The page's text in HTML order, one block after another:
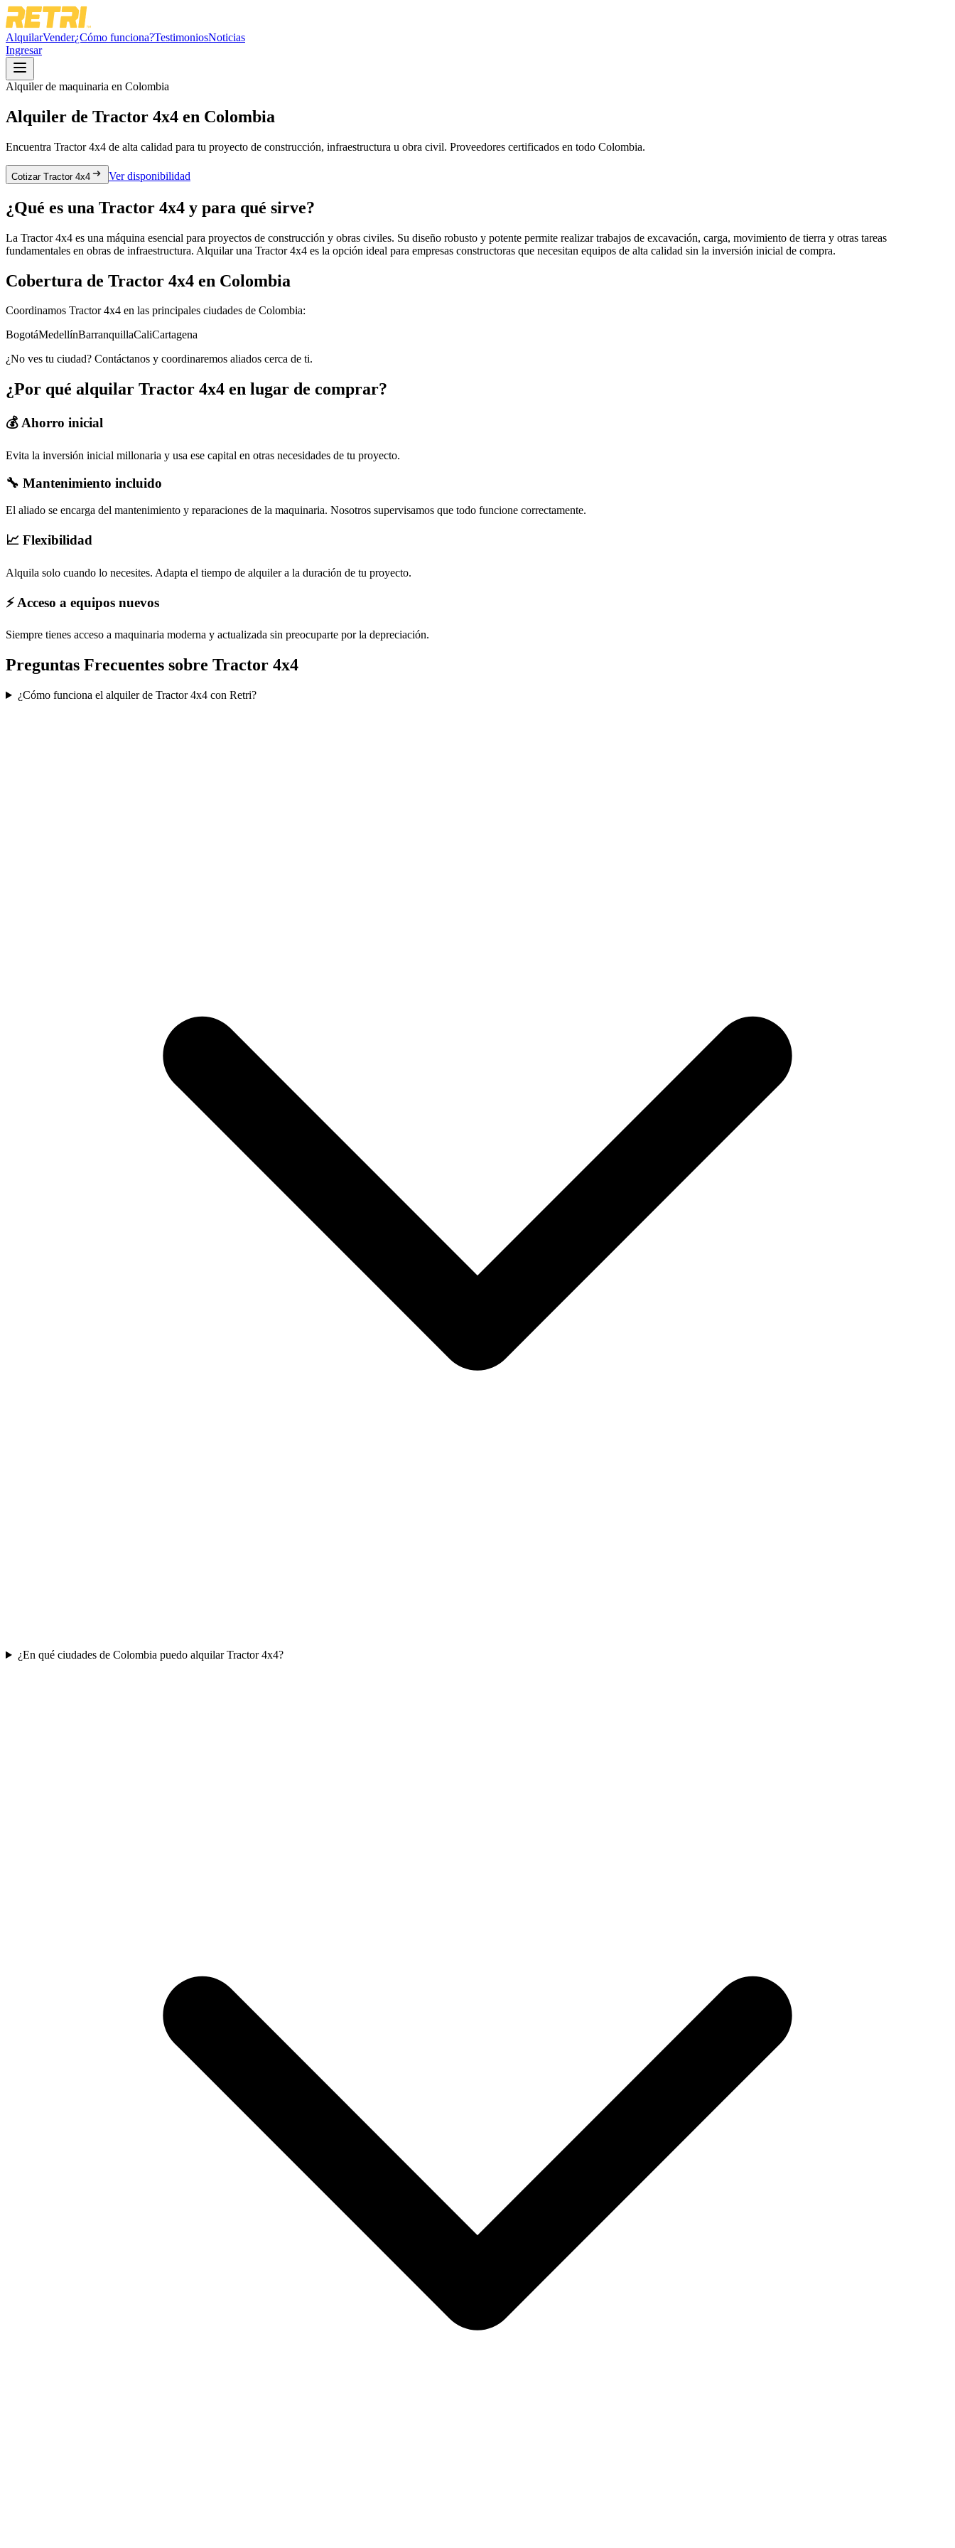
AlquilarVender¿Cómo funciona?TestimoniosNoticias
Ingresar
Alquiler de maquinaria en Colombia
Alquiler de Tractor 4x4 en Colombia
Encuentra Tractor 4x4 de alta calidad para tu proyecto de construcción, infraestructura u obra civil. Proveedores certificados en todo Colombia.
Cotizar Tractor 4x4 Ver disponibilidad
¿Qué es una Tractor 4x4 y para qué sirve?
La Tractor 4x4 es una máquina esencial para proyectos de construcción y obras civiles. Su diseño robusto y potente permite realizar trabajos de excavación, carga, movimiento de tierra y otras tareas
fundamentales en obras de infraestructura. Alquilar una Tractor 4x4 es la opción ideal para empresas constructoras que necesitan equipos de alta calidad sin la inversión inicial de compra.
Cobertura de Tractor 4x4 en Colombia
Coordinamos Tractor 4x4 en las principales ciudades de Colombia:
BogotáMedellínBarranquillaCaliCartagena
¿No ves tu ciudad? Contáctanos y coordinaremos aliados cerca de ti.
¿Por qué alquilar Tractor 4x4 en lugar de comprar?
💰 Ahorro inicial
Evita la inversión inicial millonaria y usa ese capital en otras necesidades de tu proyecto.
🔧 Mantenimiento incluido
El aliado se encarga del mantenimiento y reparaciones de la maquinaria. Nosotros supervisamos que todo funcione correctamente.
📈 Flexibilidad
Alquila solo cuando lo necesites. Adapta el tiempo de alquiler a la duración de tu proyecto.
⚡ Acceso a equipos nuevos
Siempre tienes acceso a maquinaria moderna y actualizada sin preocuparte por la depreciación.
Preguntas Frecuentes sobre Tractor 4x4
¿Cómo funciona el alquiler de Tractor 4x4 con Retri?
¿En qué ciudades de Colombia puedo alquilar Tractor 4x4?